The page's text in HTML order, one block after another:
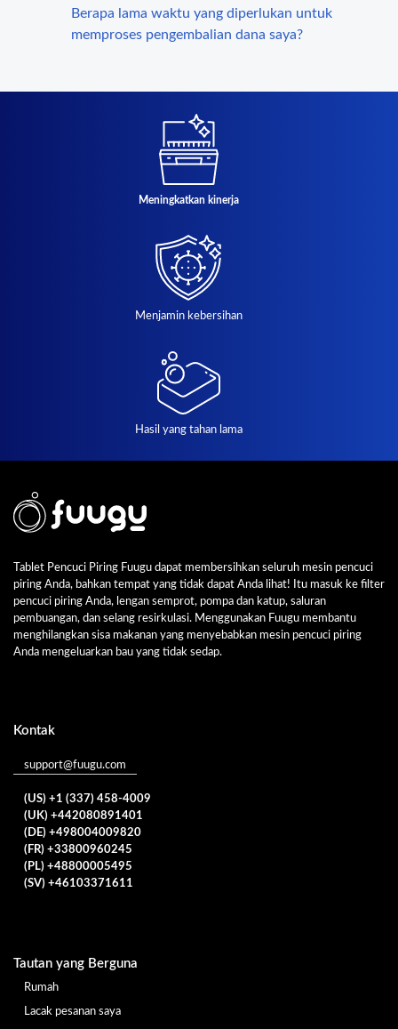
Berapa lama waktu yang diperlukan untuk
memproses pengembalian dana saya?
Meningkatkan kinerja
Menjamin kebersihan
Hasil yang tahan lama
Tablet Pencuci Piring Fuugu dapat membersihkan seluruh mesin pencuci
piring Anda, bahkan tempat yang tidak dapat Anda lihat! Itu masuk ke filter
pencuci piring Anda, lengan semprot, pompa dan katup, saluran
pembuangan, dan selang resirkulasi. Menggunakan Fuugu membantu
menghilangkan sisa makanan yang menyebabkan mesin pencuci piring
Anda mengeluarkan bau yang tidak sedap.
Kontak
support@fuugu.com
(US) +1 (337) 458-4009
(UK) +442080891401
(DE) +498004009820
(FR) +33800960245
(PL) +48800005495
(SV) +46103371611
Tautan yang Berguna
Rumah
Lacak pesanan saya